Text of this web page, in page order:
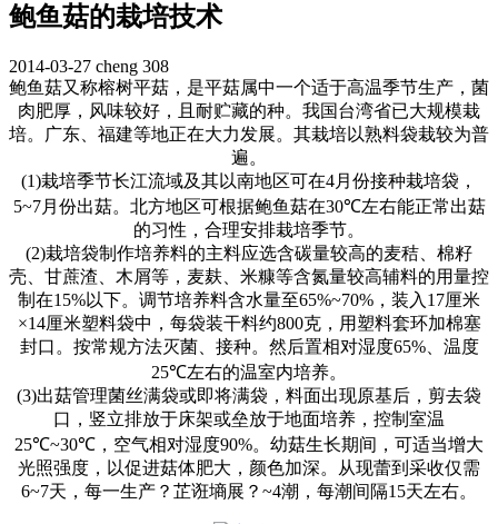
鲍鱼菇的栽培技术
2014-03-27 cheng 308
鲍鱼菇又称榕树平菇，是平菇属中一个适于高温季节生产，菌
肉肥厚，风味较好，且耐贮藏的种。我国台湾省已大规模栽
培。广东、福建等地正在大力发展。其栽培以熟料袋栽较为普
遍。
(1)栽培季节长江流域及其以南地区可在4月份接种栽培袋，
5~7月份出菇。北方地区可根据鲍鱼菇在30℃左右能正常出菇
的习性，合理安排栽培季节。
(2)栽培袋制作培养料的主料应选含碳量较高的麦秸、棉籽
壳、甘蔗渣、木屑等，麦麸、米糠等含氮量较高辅料的用量控
制在15%以下。调节培养料含水量至65%~70% ，装入 17厘米
×14厘米塑料袋中，每袋装干料约800克，用塑料套环加棉塞
封口。按常规方法灭菌、接种。然后置相对湿度65%、温度
25℃左右的温室内培养。
(3)出菇管理菌丝满袋或即将满袋，料面出现原基后，剪去袋
口，竖立排放于床架或垒放于地面培养，控制室温
25℃~30℃ ，空气相对湿度90%。幼菇生长期间，可适当增大
光照强度，以促进菇体肥大，颜色加深。从现蕾到采收仅需
6~7天，每一生产？芷诳墒展？ ~4潮，每潮间隔15天左右。